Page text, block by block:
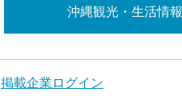
沖縄観光・生活情報
掲載企業ログイン